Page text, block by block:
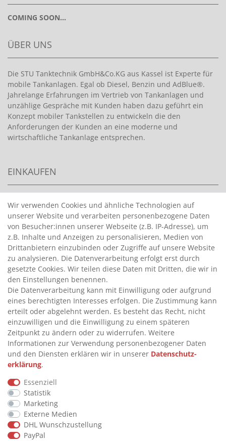
COMING SOON...
ÜBER UNS
Die STU Tanktechnik GmbH&Co.KG aus Kassel ist Experte für
mobile Tankanlagen. Egal ob Diesel, Benzin und AdBlue®.
Jahrelange Erfahrungen im Vertrieb von Tankanlagen und
unzählige Gespräche mit Kunden haben dazu geführt ein
Konzept mobiler Tankstellen zu entwickeln die den
Anforderungen der Kunden an eine moderne und
wirtschaftliche Tankanlage entsprechen.
EINKAUFEN
>
HANDPUMPEN FÜR BENZIN
>
HANDPUMPEN FÜR ÖLE
>
TANKANLAGEN
>
ADBLUE® BETANKUNG
INFORMATIONEN
>
FAQ
>
VERTRAG WIDERRUFEN
>
WIDERRUFSRECHT
>
WIDERRUFSFORMULAR
IMPRESSUM
>
DATENSCHUTZERKLÄRUNG
>
AGB
>
KONTAKT
Wir verwenden Cookies und ähnliche Technologien auf
unserer Website und verarbeiten personenbezogene Daten
von Besucher:innen unserer Webseite (z.B. IP-Adresse), um
z.B. Inhalte und Anzeigen zu personalisieren, Medien von
Drittanbietern einzubinden oder Zugriffe auf unsere Website
zu analysieren. Die Datenverarbeitung erfolgt erst durch
gesetzte Cookies. Wir teilen diese Daten mit Dritten, die wir in
den Einstellungen benennen.
Die Datenverarbeitung kann mit Einwilligung oder aufgrund
eines berechtigten Interesses erfolgen. Die Zustimmung kann
erteilt oder abgelehnt werden. Es besteht das Recht, nicht
einzuwilligen und die Einwilligung zu einem späteren
Zeitpunkt zu ändern oder zu widerrufen. Weitere
Informationen zur Verwendung personenbezogener Daten
und den Diensten erklären wir in unserer Daten­schutz­
erklärung.
Essenziell
Statistik
Marketing
Externe Medien
DHL Wunschzustellung
PayPal